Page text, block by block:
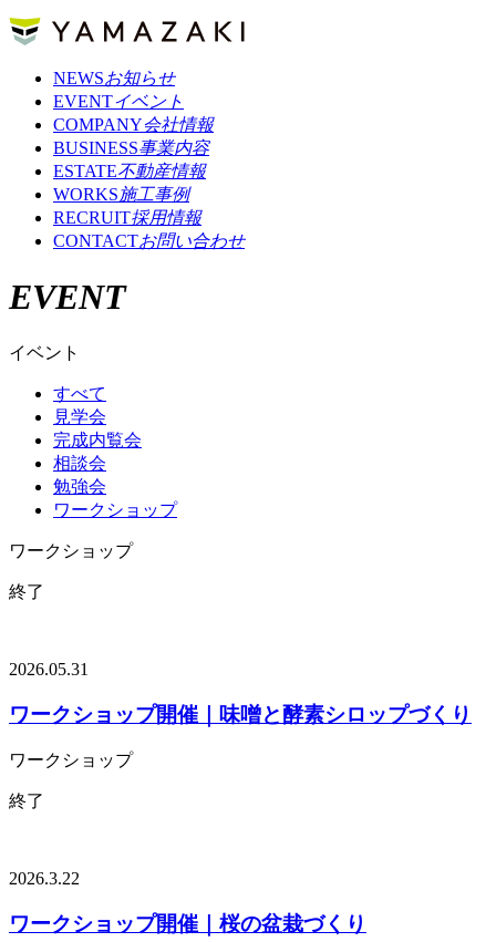
NEWSお知らせ
EVENTイベント
COMPANY会社情報
BUSINESS事業内容
ESTATE不動産情報
WORKS施工事例
RECRUIT採用情報
CONTACTお問い合わせ
EVENT
イベント
すべて
見学会
完成内覧会
相談会
勉強会
ワークショップ
ワークショップ
終了
2026.05.31
ワークショップ開催｜味噌と酵素シロップづくり
ワークショップ
終了
2026.3.22
ワークショップ開催｜桜の盆栽づくり